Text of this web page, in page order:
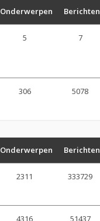
Onderwerpen Berichten
5 7
306 5078
Onderwerpen Berichten
2311 333729
4316 51437